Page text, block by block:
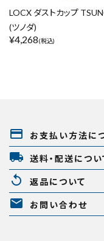
LOCX ダストカップ
(ツノダ)
¥4,268(税込)
payment お支払い方法に
local_shipping 送料・配送につい
replay 返品について
mail お問い合わせ